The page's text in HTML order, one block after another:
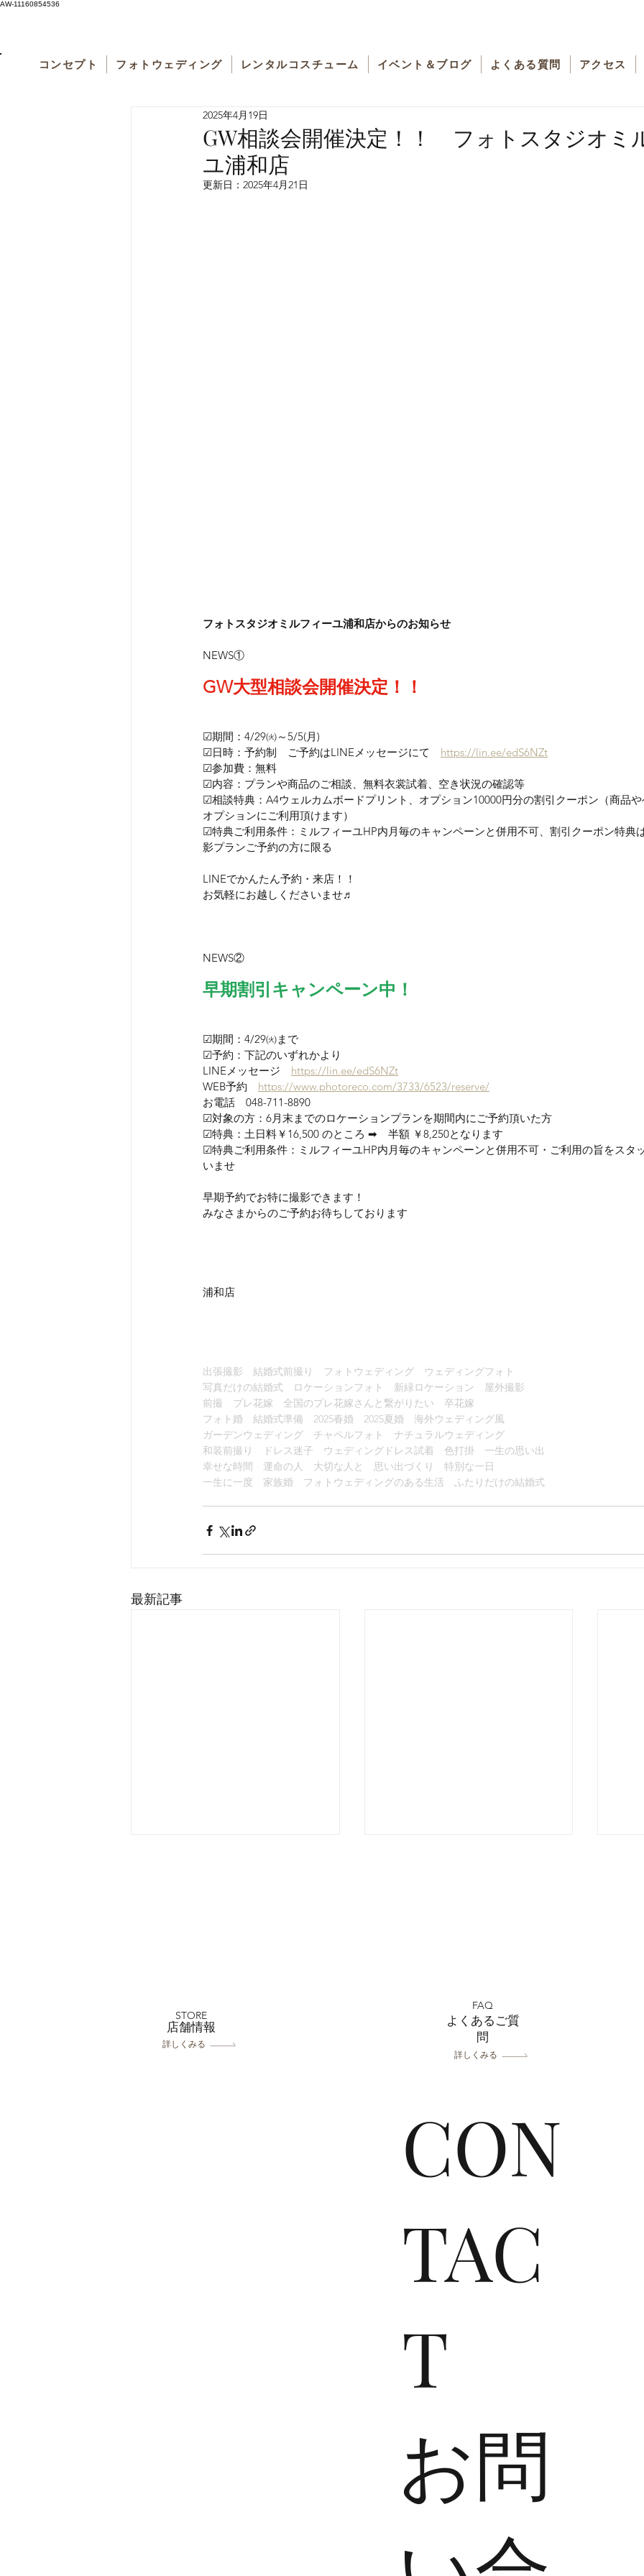
AW-11160854536
コンセプト フォトウェディング レンタルコスチューム イベント＆ブログ よくある質問 アクセス
GW相談会開催決定！！ フォトスタジオミ
ユ浦和店
2025年4月19日
更新日： 2025年4月21日
フォトスタジオミルフィーユ浦和店からのお知らせ
NEWS①
GW大型相談会開催決定！！
☑期間：4/29㈫～5/5(月)
☑日時：予約制　ご予約はLINEメッセージにて https://lin.ee/edS6NZt
☑参加費：無料
☑内容：プランや商品のご相談、無料衣裳試着、空き状況の確認等
☑相談特典：A4ウェルカムボードプリント、オプション10000円分の割引クーポン（商品
オプションにご利用頂けます）
☑特典ご利用条件：ミルフィーユHP内月毎のキャンペーンと併用不可、割引クーポン特典
影プランご予約の方に限る
LINEでかんたん予約・来店！！
お気軽にお越しくださいませ♬
NEWS②
早期割引キャンペーン中！
☑期間：4/29㈫まで
☑予約：下記のいずれかより
LINEメッセージ https://lin.ee/edS6NZt
WEB予約
https://www.photoreco.com/3733/6523/reserve/
お電話 048-711-8890
☑対象の方：6月末までのロケーションプランを期間内にご予約頂いた方
☑特典：土日料￥16,500 のところ ➡　半額 ￥8,250となります
☑特典ご利用条件：ミルフィーユHP内月毎のキャンペーンと併用不可・ご利用の旨をスタ
いませ
早期予約でお特に撮影できます！
みなさまからのご予約お待ちしております
浦和店
出張撮影　結婚式前撮り　フォトウェディング　ウェディングフォト
写真だけの結婚式　ロケーションフォト　新緑ロケーション　屋外撮影
前撮　プレ花嫁　全国のプレ花嫁さんと繋がりたい　卒花嫁
フォト婚　結婚式準備　2025春婚　2025夏婚　海外ウェディング風
ガーデンウェディング　チャペルフォト　ナチュラルウェディング
和装前撮り　ドレス迷子　ウェディングドレス試着　色打掛　一生の思い出
幸せな時間　運命の人　大切な人と　思い出づくり　特別な一日
一生に一度　家族婚　フォトウェディングのある生活　ふたりだけの結婚式
最新記事
やっておきたいこと｜フォト
スタジオミルフィーユ浦和店
を
を
ス
CON
TAC
T
​お問
STORE
​店舗情報
詳しくみる
FAQ
よくあるご質
問
詳しくみる